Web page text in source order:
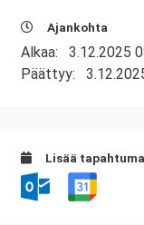
Ajankohta
Alkaa: 3.12.2025
Päättyy:
Lisää